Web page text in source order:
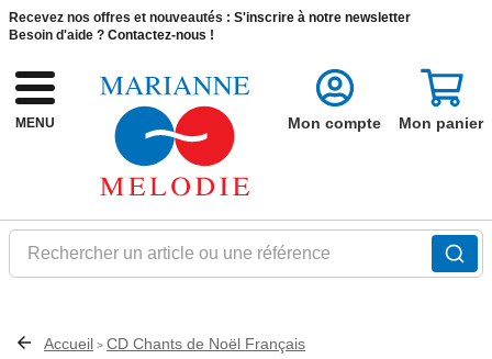
Recevez nos offres et nouveautés : S'inscrire à notre newsletter
Besoin d'aide ? Contactez-nous !
MENU
Rechercher un article ou une référence
Mon compte Mon panier
Accueil > CD Chants de Noël Français